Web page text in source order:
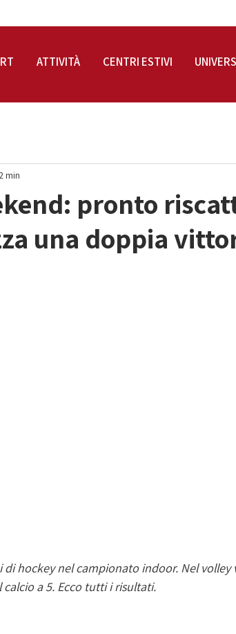
pronto
una doppia
min
hockey nel campionato indoor. Nel volley
a 5. Ecco tutti i risultati.
ATTIVITÀ CENTRI ESTIVI